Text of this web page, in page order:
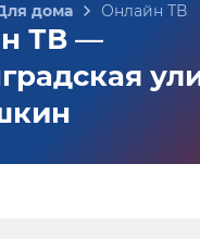
дома Онлайн ТВ
ТВ —